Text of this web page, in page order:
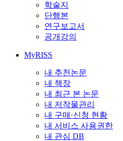
학술지
단행본
연구보고서
공개강의
MyRISS
내 추천논문
내 책장
내 최근 본 논문
내 저작물관리
내 구매·신청 현황
내 서비스 사용권한
내 관심 DB